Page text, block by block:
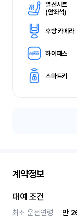
열선시트
(앞좌석)
후방 카메라
하이패스
스마트키
계약정보
대여 조건
최소 운전연령
만